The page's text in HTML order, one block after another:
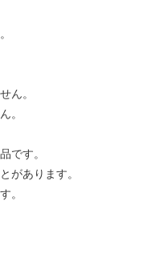
ん。
。
です。
あります。
。